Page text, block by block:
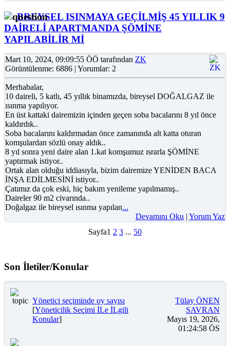
BREYSEL ISINMAYA GEÇİLMİŞ 45 YILLIK 9
DAİRELİ APARTMANDA ŞÖMİNE
YAPILABİLİR Mİ
Mart 10, 2024, 09:09:55 ÖÖ tarafından ZK
Görüntülenme: 6886 | Yorumlar: 2
Merhabalar,
10 daireli, 5 katlı, 45 yıllık binamızda, bireysel DOĞALGAZ ile
ısınma yapılıyor.
En üst kattaki dairemizin içinden geçen soba bacalarını 8 yıl önce
kaldırdık..
Soba bacalarını kaldırmadan önce zamanında alt katta oturan
komşulardan sözlü onay aldık..
8 yıl sonra yeni daire alan 1.kat komşumuz ısrarla ŞÖMİNE
yaptırmak istiyor..
Ortak alan olduğu iddiasıyla, bizim dairemize YENİDEN BACA
İNŞA EDİLMESİNİ istiyor..
Çatımız da çok eski, hiç bakım yenileme yapılmamış..
Daireler 90 m2 civarında..
Doğalgaz ile bireysel ısınma yapılan...
Devamını Oku | Yorum Yaz
Sayfa1 2 3 ... 50
Son İletiler/Konular
Yönetici seçiminde oy sayısı
[Yöneticilik Seçimi İLe İLgili
Konular]
Tülay ÖNEN
SAVRAN
Mayıs 19, 2026,
01:24:58 ÖS